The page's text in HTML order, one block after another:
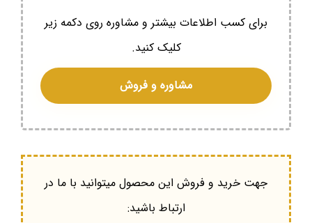
برای کسب اطلاعات بیشتر و مشاوره روی دکمه زیر
کلیک کنید.
مشاوره و فروش
جهت خرید و فروش این محصول میتوانید با ما در
ارتباط باشید: